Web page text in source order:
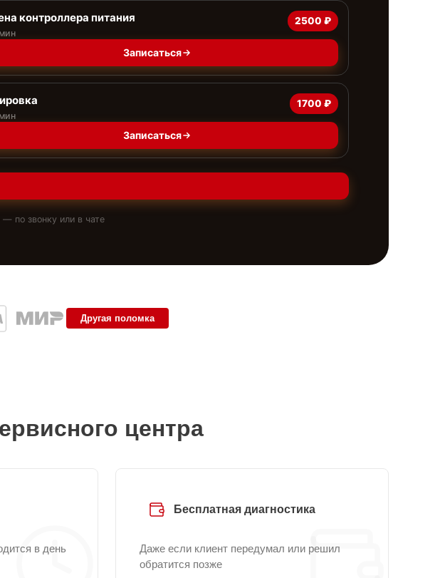
контроллера питания 2500 ₽
Записаться
1700 ₽
Записаться
— по звонку или в чате
Другая поломка
центра
в день
Бесплатная диагностика
Даже если клиент передумал или решил
обратится позже